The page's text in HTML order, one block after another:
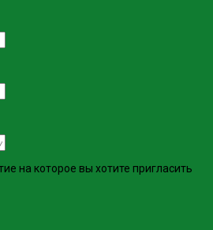
на которое вы хотите пригласить